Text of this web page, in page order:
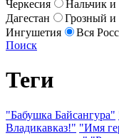
Черкесия
Нальчик и
Дагестан
Грозный и
Ингушетия
Вся
Поиск
Теги
"Бабушка Байсангура"
Владикавказ!" "Имя